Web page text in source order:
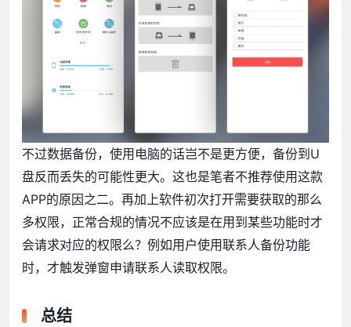
不过数据备份，使用电脑的话岂不是更方便，备份到U
盘反而丢失的可能性更大。这也是笔者不推荐使用这款
APP的原因之二。再加上软件初次打开需要获取的那么
多权限，正常合规的情况不应该是在用到某些功能时才
会请求对应的权限么？例如用户使用联系人备份功能
时，才触发弹窗申请联系人读取权限。
总结